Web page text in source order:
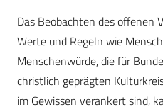
Das Beobachten des offenen
Werte und Regeln wie
Menschenwürde, die für
christlich geprägten
im Gewissen verankert sind,